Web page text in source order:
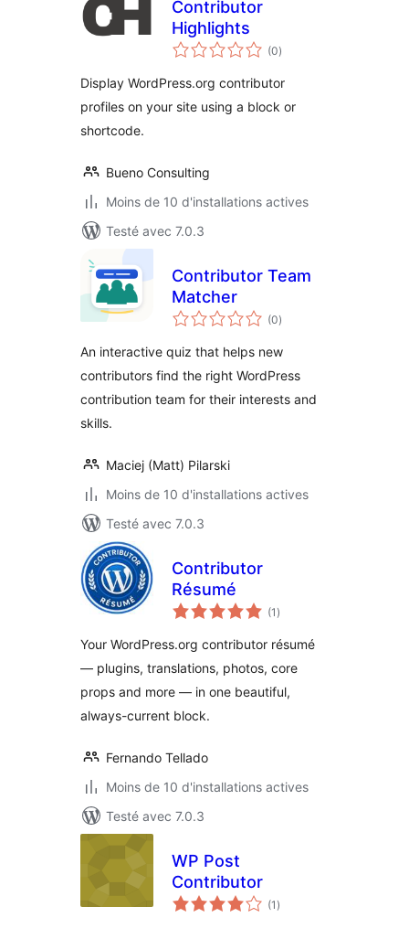
Contributor
Highlights
(0notes
en
)
Display WordPress.org contributor
profiles on your site using a block or
shortcode.
Bueno Consulting
Moins de 10 d'installations actives
Testé avec 7.0.3
Contributor Team
Matcher
(0notes
en
)
An interactive quiz that helps new
contributors find the right WordPress
contribution team for their interests and
skills.
Maciej (Matt) Pilarski
Moins de 10 d'installations actives
Testé avec 7.0.3
Contributor
Résumé
(1 notes
en
)
Your WordPress.org contributor résumé
— plugins, translations, photos, core
props and more — in one beautiful,
always-current block.
Fernando Tellado
Moins de 10 d'installations actives
Testé avec 7.0.3
WP Post
Contributor
(1 notes
en
)